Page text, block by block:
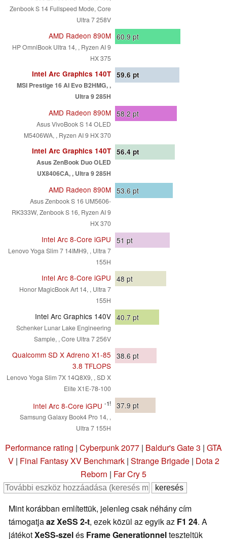
Zenbook S 14 Fullspeed Mode, Core
Ultra 7 258V
AMD Radeon 890M
HP OmniBook Ultra 14, , Ryzen AI 9
HX 375
60.9pt
Intel Arc Graphics 140T
MSI Prestige 16 AI Evo B2HMG, ,
Ultra 9 285H
59.6 pt
AMD Radeon 890M
Asus VivoBook S 14 OLED
M5406WA, , Ryzen AI 9 HX 370
58.2pt
Intel Arc Graphics 140T
Asus ZenBook Duo OLED
UX8406CA, , Ultra 9 285H
56.4 pt
AMD Radeon 890M
Asus Zenbook S 16 UM5606-
RK333W, Zenbook S 16, Ryzen AI 9
HX 370
53.6 pt
Intel Arc 8-Core iGPU
Lenovo Yoga Slim 7 14IMH9, , Ultra 7
155H
51 pt
Intel Arc 8-Core iGPU
Honor MagicBook Art 14, , Ultra 7
155H
48 pt
Intel Arc Graphics 140V
Schenker Lunar Lake Engineering
Sample, , Core Ultra 7 256V
40.7 pt
Qualcomm SD X Adreno X1-85
3.8 TFLOPS
Lenovo Yoga Slim 7X 14Q8X9, , SD X
Elite X1E-78-100
38.6 pt
Intel Arc 8-Core iGPU -1!
Samsung Galaxy Book4 Pro 14, ,
Ultra 7 155H
37.9 pt
Performance rating | Cyberpunk 2077 | Baldur's Gate 3 | GTA
V| Final Fantasy XV Benchmark| Strange Brigade| Dota 2
Reborn | Far Cry 5
Mint korábban említettük, jelenleg csak néhány cím
támogatjaaz XeSS 2-t, ezek közül az egyik az F1 24. A
játékotXeSS-szelés Frame Generationnelteszteltük